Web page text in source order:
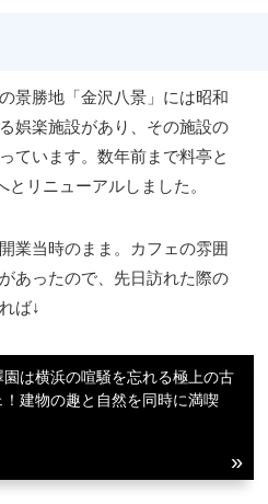
景勝地「金沢八景」には昭和
娯楽施設があり、その施設の
ています。数年前まで料亭と
とリニューアルしました。
業当時のまま。カフェの雰囲
あったので、先日訪れた際の
ば↓
園は横浜の喧騒を忘れる極上の古
！建物の趣と自然を同時に満喫